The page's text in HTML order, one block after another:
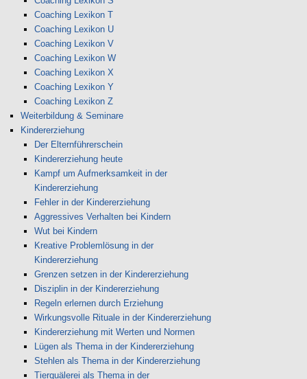
Coaching Lexikon T
Coaching Lexikon U
Coaching Lexikon V
Coaching Lexikon W
Coaching Lexikon X
Coaching Lexikon Y
Coaching Lexikon Z
Weiterbildung & Seminare
Kindererziehung
Der Elternführerschein
Kindererziehung heute
Kampf um Aufmerksamkeit in der
Kindererziehung
Fehler in der Kindererziehung
Aggressives Verhalten bei Kindern
Wut bei Kindern
Kreative Problemlösung in der
Kindererziehung
Grenzen setzen in der Kindererziehung
Disziplin in der Kindererziehung
Regeln erlernen durch Erziehung
Wirkungsvolle Rituale in der Kindererziehung
Kindererziehung mit Werten und Normen
Lügen als Thema in der Kindererziehung
Stehlen als Thema in der Kindererziehung
Tierquälerei als Thema in der